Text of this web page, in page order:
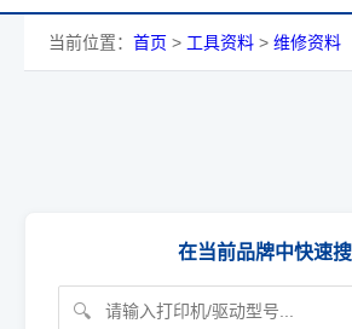
当前位置： 首页 > 工具资料 > 维修资料
在当前品牌中快速